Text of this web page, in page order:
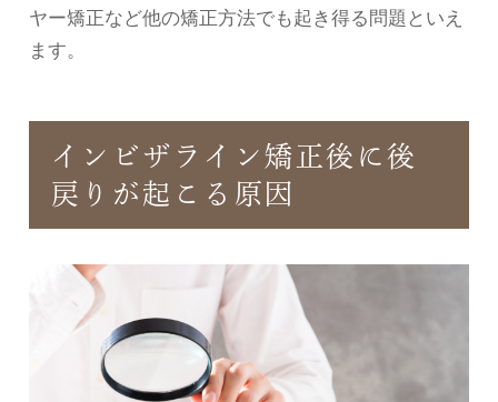
ヤー矯正など他の矯正方法でも起き得る問題といえ
ます。
インビザライン矯正後に後
戻りが起こる原因